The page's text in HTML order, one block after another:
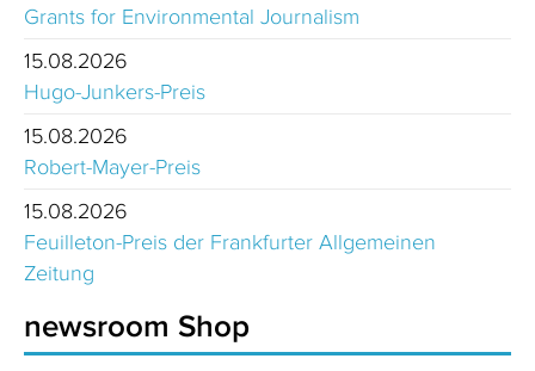
Grants for Environmental Journalism
15.08.2026
Hugo-Junkers-Preis
15.08.2026
Robert-Mayer-Preis
15.08.2026
Feuilleton-Preis der Frankfurter Allgemeinen
Zeitung
newsroom Shop